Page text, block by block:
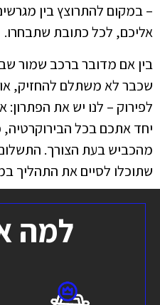
– במקום להתרוצץ בין
אליכם, לכל כתובת שתבחרו.
בין אם מדובר ברכב שמור
שכבר לא משתלם להחזיק,
לפירוק – לנו יש את הפתרון:
יחד אתכם בכל
מהכביש בעת הצורך.
שתוכלו לסיים את התהליך
למה